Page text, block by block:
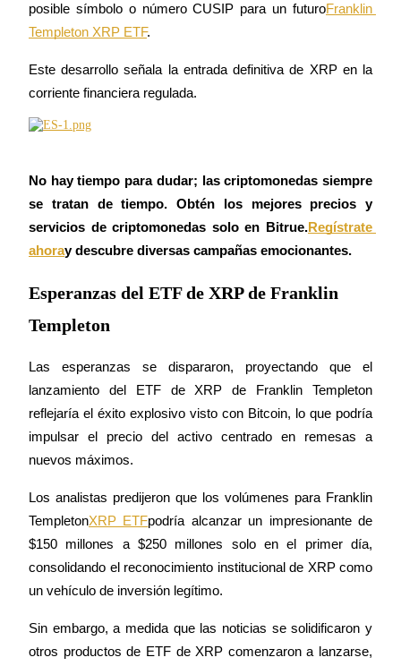
Futuros del USDC
Copiar Trading
Únete a los mejores traders
Conviértete en un Trader de Copia
Disfruta del reparto de beneficios y comisiones de copy trading
posible símbolo o número CUSIP para un futuroFranklin
Templeton XRP ETF.
Este desarrollo señala la entrada definitiva de XRP en la
corriente financiera regulada.
No hay tiempo para dudar; las criptomonedas siempre
se tratan de tiempo. Obtén los mejores precios y
servicios de criptomonedas solo en Bitrue.Regístrate
ahoray descubre diversas campañas emocionantes.
Esperanzas del ETF de XRP de Franklin
Templeton
Las esperanzas se dispararon, proyectando que el
lanzamiento del ETF de XRP de Franklin Templeton
reflejaría el éxito explosivo visto con Bitcoin, lo que podría
impulsar el precio del activo centrado en remesas a
nuevos máximos.
Los analistas predijeron que los volúmenes para Franklin
TempletonXRP ETFpodría alcanzar un impresionante de
$150 millones a $250 millones solo en el primer día,
consolidando el reconocimiento institucional de XRP como
un vehículo de inversión legítimo.
Sin embargo, a medida que las noticias se solidificaron y
otros productos de ETF de XRP comenzaron a lanzarse,